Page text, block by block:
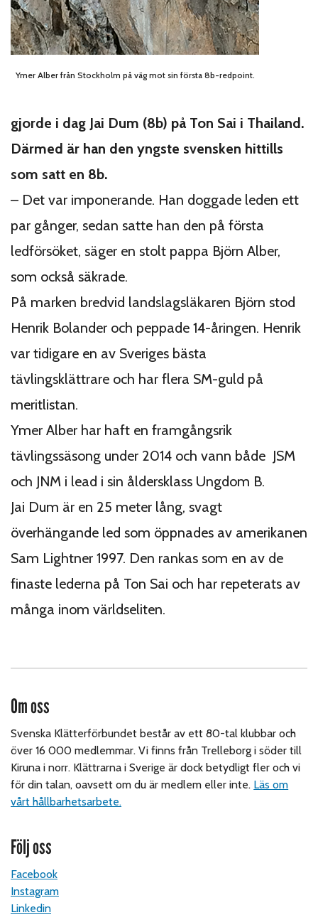
Ymer Alber från Stockholm på väg mot sin första 8b-redpoint.
gjorde i dag Jai Dum (8b) på Ton Sai i Thailand.
Därmed är han den yngste svensken hittills
som satt en 8b.
– Det var imponerande. Han doggade leden ett
par gånger, sedan satte han den på första
ledförsöket, säger en stolt pappa Björn Alber,
som också säkrade.
På marken bredvid landslagsläkaren Björn stod
Henrik Bolander och peppade 14-åringen. Henrik
var tidigare en av Sveriges bästa
tävlingsklättrare och har flera SM-guld på
meritlistan.
Ymer Alber har haft en framgångsrik
tävlingssäsong under 2014 och vann både JSM
och JNM i lead i sin åldersklass Ungdom B.
Jai Dum är en 25 meter lång, svagt
överhängande led som öppnades av amerikanen
Sam Lightner 1997. Den rankas som en av de
finaste lederna på Ton Sai och har repeterats av
många inom världseliten.
Om oss
Svenska Klätterförbundet består av ett 80-tal klubbar och
över 16 000 medlemmar. Vi finns från Trelleborg i söder till
Kiruna i norr. Klättrarna i Sverige är dock betydligt fler och vi
för din talan, oavsett om du är medlem eller inte. Läs om
vårt hållbarhetsarbete.
Följ oss
Facebook
Instagram
Linkedin